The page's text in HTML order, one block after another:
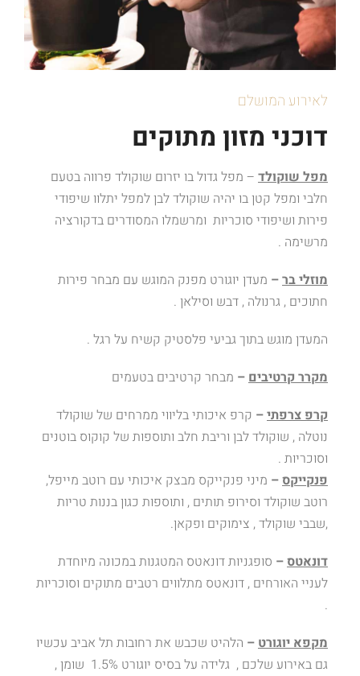
לאירוע המושלם
דוכני מזון מתוקים
מפל שוקולד – מפל גדול בו יזרום שוקולד פרווה בטעם
חלבי ומפל קטן בו יהיה שוקולד לבן למפל יתלוו שיפודי
פירות ושיפודי סוכריות ומרשמלו המסודרים בדקורציה
מרשימה .
מוזלי בר– מעדן יוגורט מפנק המוגש עם מבחר פירות
חתוכים , גרנולה , דבש וסילאן .
המעדן מוגש בתוך גביעי פלסטיק קשיח על רגל .
מקרר קרטיבים– מבחר קרטיבים בטעמים
קרפ צרפתי– קרפ איכותי בליווי ממרחים של שוקולד
נוטלה , שוקולד לבן וריבת חלב ותוספות של קוקוס בוטנים
וסוכריות .
פנקייקס– מיני פנקייקס מבצק איכותי עם רוטב מייפל,
רוטב שוקולד וסירופ תותים , ותוספות כגון בננות טריות
,שבבי שוקולד , צימוקים ופקאן.
דונאטס– סופגניות דונאטס המטגנות במכונה מיוחדת
לעניי האורחים , דונאטס מתלווים רטבים מתוקים וסוכריות
.
מקפא יוגורט– הלהיט שכבש את רחובות תל אביב עכשיו
גם באירוע שלכם , גלידה על בסיס יוגורט 1.5% שומן ,